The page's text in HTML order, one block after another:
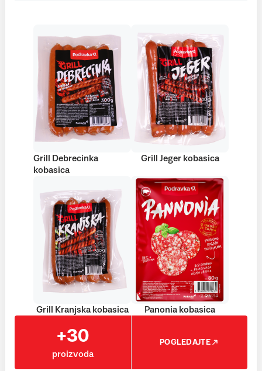
Grill Debrecinka
kobasica
Grill Jeger kobasica
Grill Kranjska kobasica Panonia kobasica
+30
proizvoda
POGLEDAJTE